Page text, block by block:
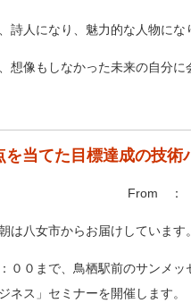
詩人になり、魅力的な人物にな
想像もしなかった未来の自分に
を当てた目標達成の技術
From ：
は八女市からお届けしています。
００まで、鳥栖駅前のサンメッ
ネス」セミナーを開催します。